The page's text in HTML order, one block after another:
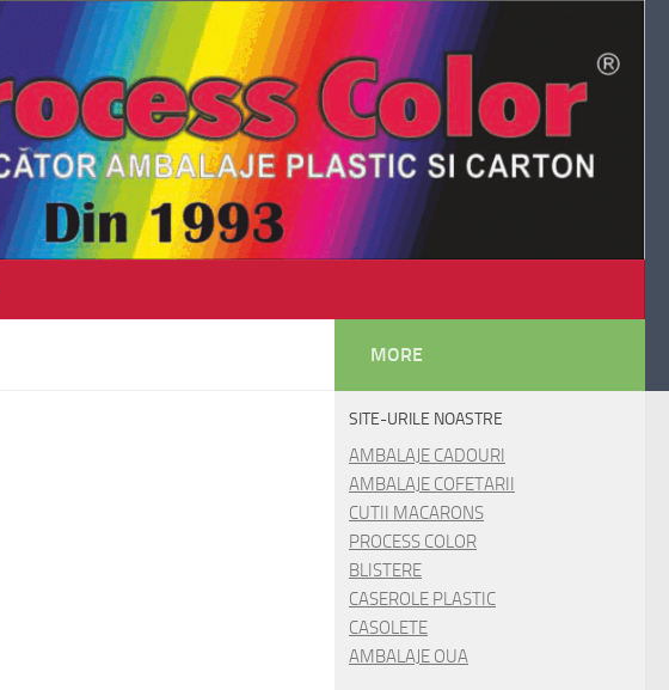
MORE
SITE-URILE NOASTRE
AMBALAJE CADOURI
AMBALAJE COFETARII
CUTII MACARONS
PROCESS COLOR
BLISTERE
CASEROLE PLASTIC
CASOLETE
AMBALAJE OUA